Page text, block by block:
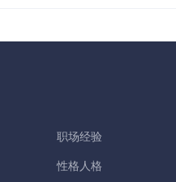
职场经验
性格人格